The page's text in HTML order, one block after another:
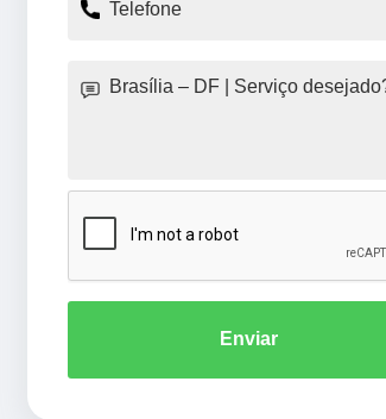
Enviar